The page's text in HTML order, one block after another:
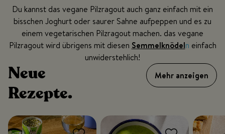
Du kannst das vegane Pilzragout auch ganz einfach mit ein
bisschen Joghurt oder saurer Sahne aufpeppen und es zu
einem vegetarischen Pilzragout machen. das vegane
Pilzragout wird übrigens mit diesen Semmelknödeln einfach
unwiderstehlich!
Neue
Rezepte.
Mehr anzeigen